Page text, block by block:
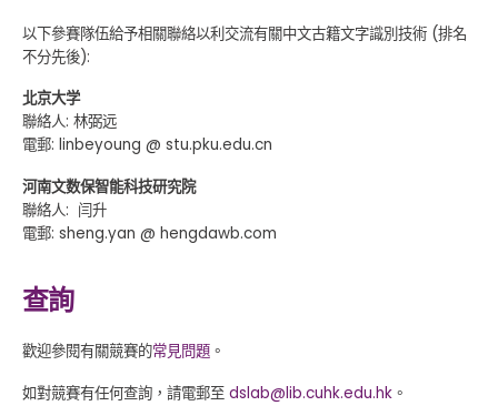
以下參賽隊伍給予相關聯絡以利交流有關中文古籍文字識別技術 (排名
不分先後):
北京大学
聯絡人: 林弼远
電郵: linbeyoung @ stu.pku.edu.cn
河南文数保智能科技研究院
聯絡人: 闫升
電郵: sheng.yan @ hengdawb.com
查詢
歡迎參閱有關競賽的常見問題 。
如對競賽有任何查詢，請電郵至 dslab@lib.cuhk.edu.hk 。